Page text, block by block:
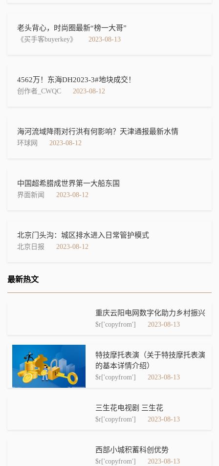
老头背心，时尚圈最新“榜一大哥”
《买手客buyerkey》 2023-08-13
4562万！东海DH2023-3#地块成交！
创作者_CWQC 2023-08-12
海河流域降雨对行洪有何影响？天津通报最新水情
环球网 2023-08-12
中国超希腊成世界第一大船东国
界面新闻 2023-08-12
北京门头沟：城区排水进入日常管护模式‍‍‍‍‍
北京日报 2023-08-12
最新热文
重庆云阳电网数字化助力乡村振兴
$r['copyfrom'] 2023-08-13
特技摩托表演（关于特技摩托表演
的基本详情介绍）
$r['copyfrom'] 2023-08-13
三生花电视剧 三生花
$r['copyfrom'] 2023-08-13
西部小城积蓄科创优势
$r['copyfrom'] 2023-08-13